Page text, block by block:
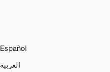
Español
العربية